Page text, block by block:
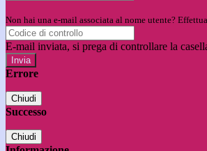
Non hai una e-mail associata al nome utente?
E-mail inviata, si prega di controllare la
Errore
Chiudi
Successo
Chiudi